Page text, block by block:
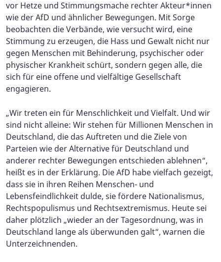
vor Hetze und Stimmungsmache rechter Akteur*innen
wie der AfD und ähnlicher Bewegungen. Mit Sorge
beobachten die Verbände, wie versucht wird, eine
Stimmung zu erzeugen, die Hass und Gewalt nicht nur
gegen Menschen mit Behinderung, psychischer oder
physischer Krankheit schürt, sondern gegen alle, die
sich für eine offene und vielfältige Gesellschaft
engagieren.
„Wir treten ein für Menschlichkeit und Vielfalt. Und wir
sind nicht alleine: Wir stehen für Millionen Menschen in
Deutschland, die das Auftreten und die Ziele von
Parteien wie der Alternative für Deutschland und
anderer rechter Bewegungen entschieden ablehnen“,
heißt es in der Erklärung. Die AfD habe vielfach gezeigt,
dass sie in ihren Reihen Menschen- und
Lebensfeindlichkeit dulde, sie fördere Nationalismus,
Rechtspopulismus und Rechtsextremismus. Heute sei
daher plötzlich „wieder an der Tagesordnung, was in
Deutschland lange als überwunden galt“, warnen die
Unterzeichnenden.